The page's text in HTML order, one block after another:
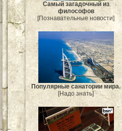
Самый загадочный из
философов
[Познавательные новости]
Популярные санатории мира.
[Надо знать]